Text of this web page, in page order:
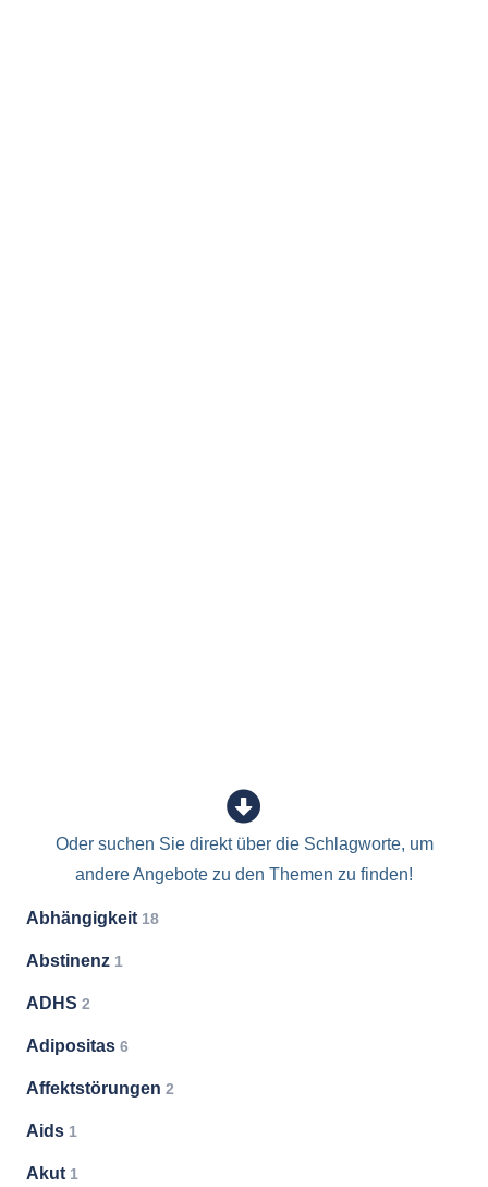
Oder suchen Sie direkt über die Schlagworte, um
andere Angebote zu den Themen zu finden!
Abhängigkeit 18
Abstinenz 1
ADHS 2
Adipositas 6
Affektstörungen 2
Aids 1
Akut 1